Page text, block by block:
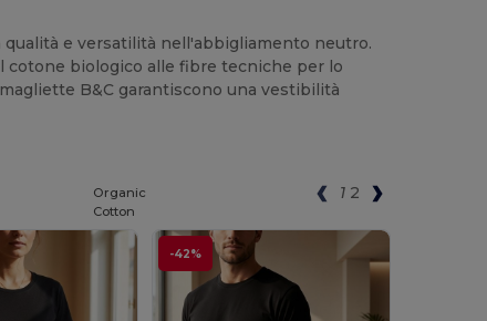
qualità e versatilità nell'abbigliamento neutro.
cotone biologico alle fibre tecniche per lo
B&C garantiscono una vestibilità
1 2
-42%
Organic
Cotton